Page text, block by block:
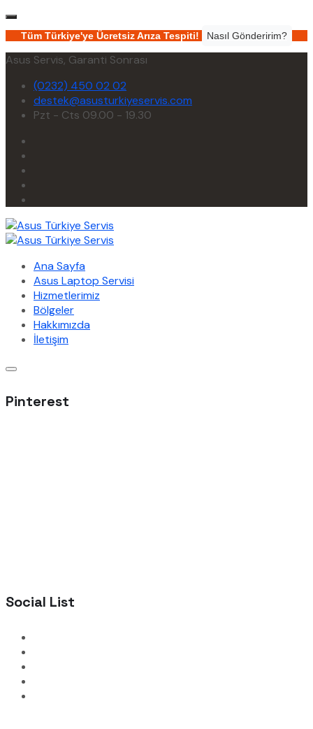
Tüm Türkiye'ye Ücretsiz Arıza Tespiti! Nasıl Gönderirim?
Asus Servis, Garanti Sonrası
(0232) 450 02 02
destek@asusturkiyeservis.com
Pzt - Cts 09.00 - 19.30
Ana Sayfa
Asus Laptop Servisi
Hizmetlerimiz
Bölgeler
Hakkımızda
İletişim
Pinterest
Social List